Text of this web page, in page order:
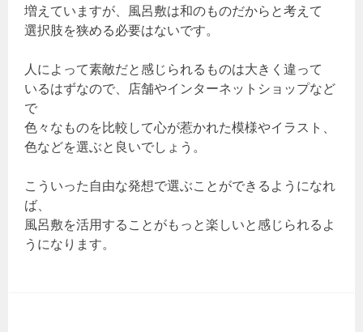
増えていますが、風呂敷は和のものだからと考えて
選択肢を狭める必要はないです。
人によって素敵だと感じられるものは大きく違って
いるはずなので、店舗やインターネットショップなど
で
色々なものを比較して心が惹かれた模様やイラスト、
色などを選ぶと良いでしょう。
こういった自由な発想で選ぶことができるようになれ
ば、
風呂敷を活用することがもっと楽しいと感じられるよ
うになります。